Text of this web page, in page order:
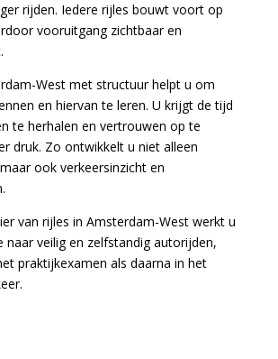
rijden. Iedere rijles bouwt voort op
vooruitgang zichtbaar en
West met structuur helpt u om
en hiervan te leren. U krijgt de tijd
te herhalen en vertrouwen op te
druk. Zo ontwikkelt u niet alleen
ook verkeersinzicht en
van rijles in Amsterdam-West werkt u
naar veilig en zelfstandig autorijden,
praktijkexamen als daarna in het